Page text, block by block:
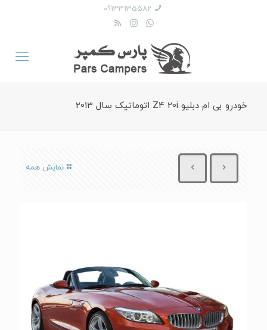
09133135582
خودرو بی ام دبلیو Z4 20i اتوماتیک سال 2013
نمایش همه